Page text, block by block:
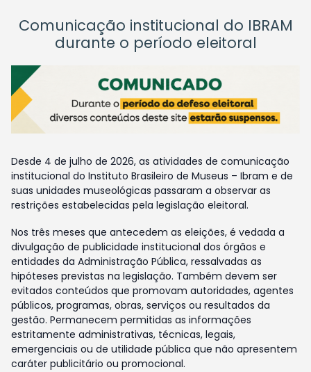
Comunicação institucional do IBRAM
durante o período eleitoral
Desde 4 de julho de 2026, as atividades de comunicação
institucional do Instituto Brasileiro de Museus – Ibram e de
suas unidades museológicas passaram a observar as
restrições estabelecidas pela legislação eleitoral.
Nos três meses que antecedem as eleições, é vedada a
divulgação de publicidade institucional dos órgãos e
entidades da Administração Pública, ressalvadas as
hipóteses previstas na legislação. Também devem ser
evitados conteúdos que promovam autoridades, agentes
públicos, programas, obras, serviços ou resultados da
gestão. Permanecem permitidas as informações
estritamente administrativas, técnicas, legais,
emergenciais ou de utilidade pública que não apresentem
caráter publicitário ou promocional.